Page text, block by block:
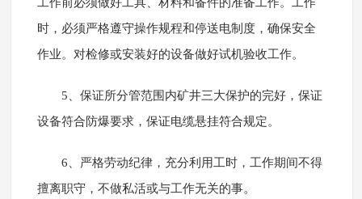
时，必须严格遵守操作规程和停送电制度，确保安全
作业。对检修或安装好的设备做好试机验收工作。
5、保证所分管范围内矿井三大保护的完好，保证
设备符合防爆要求，保证电缆悬挂符合规定。
6、严格劳动纪律，充分利用工时，工作期间不得
擅离职守，不做私活或与工作无关的事。